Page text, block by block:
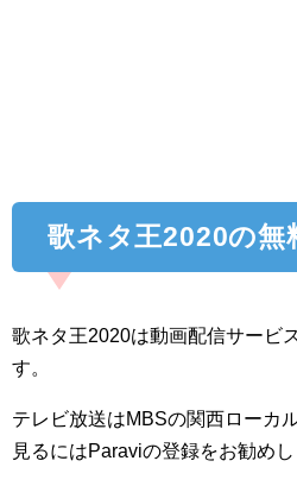
歌ネタ王2020の無
歌ネタ王2020は動画配信サービ
す。
テレビ放送はMBSの関西ローカ
見るにはParaviの登録をお勧めし